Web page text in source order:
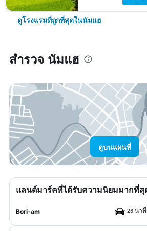
ดูโรงแรมที่ถูกที่สุดในนัมแฮ
สำรวจ นัมแฮ
ดูบนแผนที่
แลนด์มาร์คที่ได้รับความนิยมมากที่สุ
Bori-am 26 นา